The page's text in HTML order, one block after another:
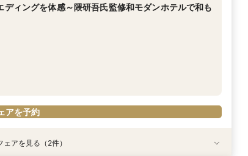
ディングを体感～隈研吾氏監修和モダンホテルで和も
アを予約
アを見る（2件）